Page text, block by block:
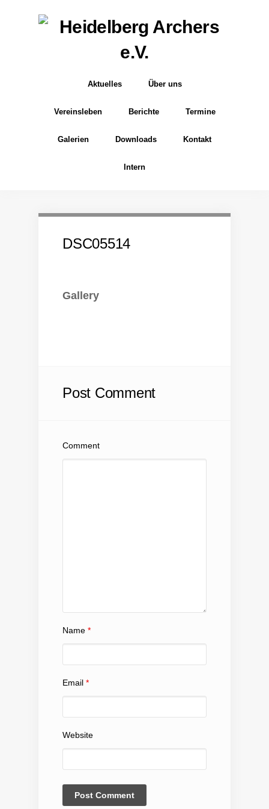
Aktuelles Über uns
Vereinsleben Berichte Termine
Galerien Downloads Kontakt
Intern
DSC05514
Gallery
Post Comment
Comment
Name *
Email *
Website